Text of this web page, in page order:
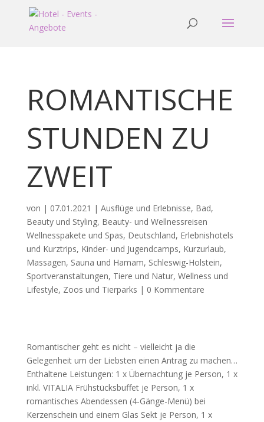
ROMANTISCHE
STUNDEN ZU
ZWEIT
von | 07.01.2021 | Ausflüge und Erlebnisse, Bad,
Beauty und Styling, Beauty- und Wellnessreisen
Wellnesspakete und Spas, Deutschland, Erlebnishotels
und Kurztrips, Kinder- und Jugendcamps, Kurzurlaub,
Massagen, Sauna und Hamam, Schleswig-Holstein,
Sportveranstaltungen, Tiere und Natur, Wellness und
Lifestyle, Zoos und Tierparks | 0 Kommentare
Romantischer geht es nicht – vielleicht ja die
Gelegenheit um der Liebsten einen Antrag zu machen…
Enthaltene Leistungen: 1 x Übernachtung je Person, 1 x
inkl. VITALIA Frühstücksbuffet je Person, 1 x
romantisches Abendessen (4-Gänge-Menü) bei
Kerzenschein und einem Glas Sekt je Person, 1 x